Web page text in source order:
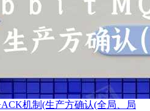
机制(生产方确认(全局、局